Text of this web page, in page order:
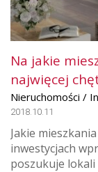
Na jakie
najwięcej
Nieruchomości /
2018.10.11
Jakie
inwestycjach
poszukuje lokali